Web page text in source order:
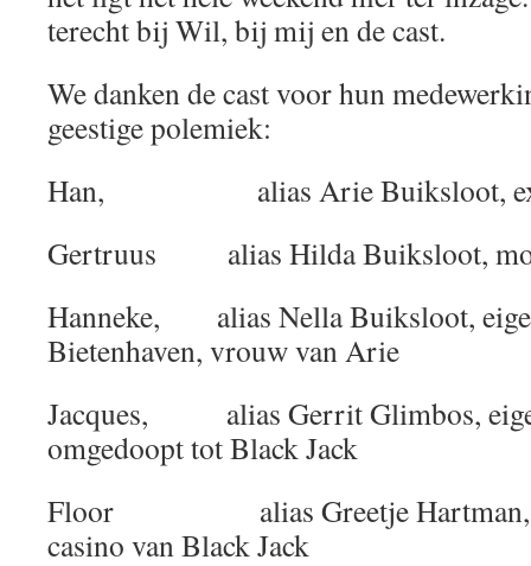
terecht bij Wil, bij mij en de cast.
We danken de cast voor hun
geestige polemiek:
Han, alias Arie Buiksloot, ex-
Gertruus alias Hilda Buiksloot,
Hanneke, alias Nella Buiksloot,
Bietenhaven, vrouw van Arie
Jacques, alias Gerrit Glimbos,
omgedoopt tot Black Jack
Floor alias Greetje Hartman,
casino van Black Jack